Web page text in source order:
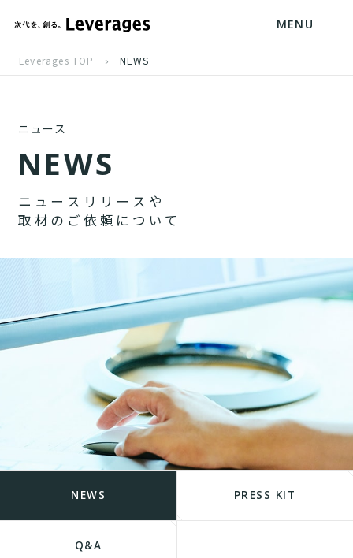
MENU
Leverages TOP NEWS
ニュース
NEWS
ニ ュ ー ス リ リ ー ス や
取 材 の ご 依 頼 に つ い て
NEWS PRESS KIT
Q&A